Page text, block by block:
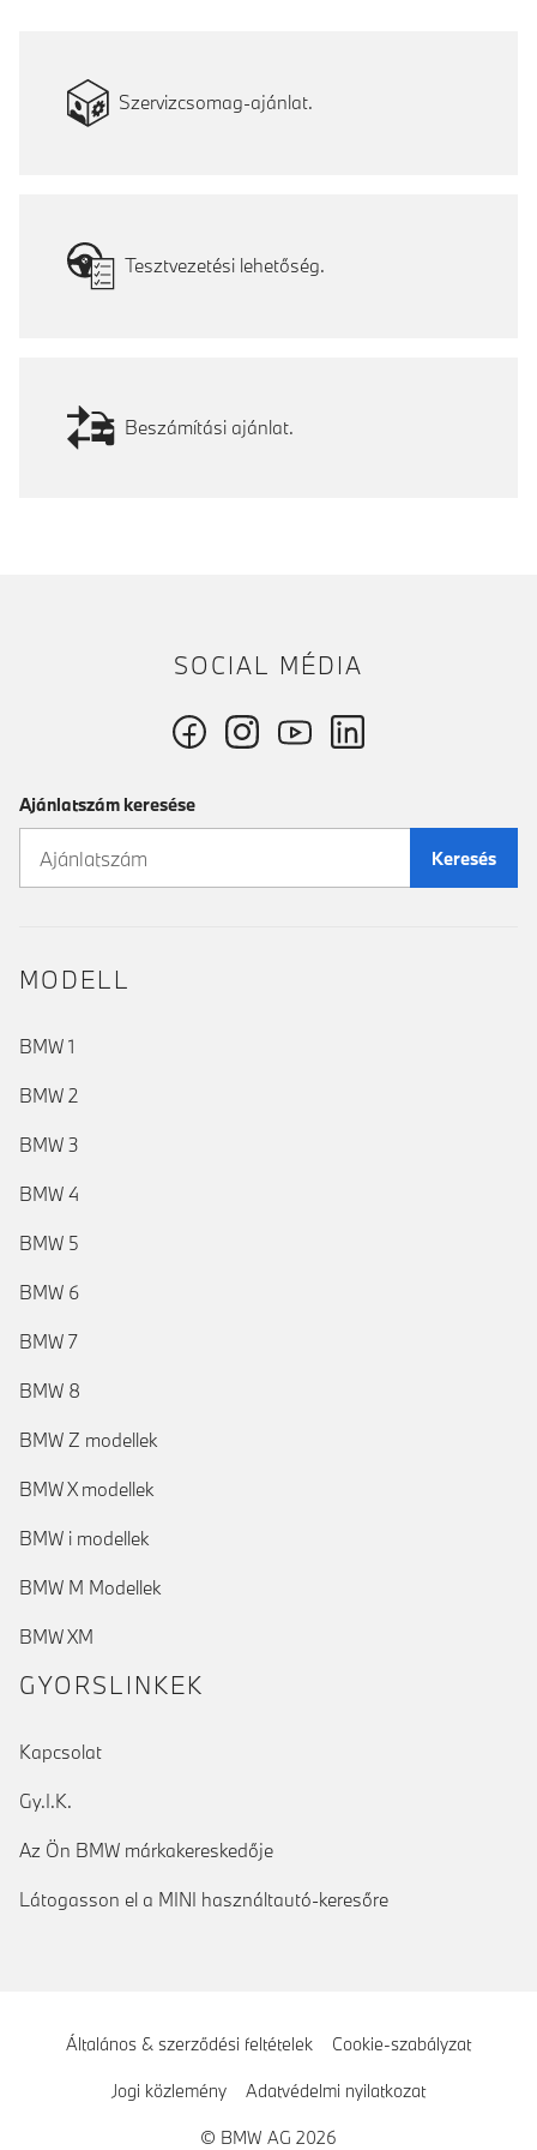
Szervizcsomag-ajánlat.
Tesztvezetési lehetőség.
Beszámítási ajánlat.
SOCIAL MÉDIA
Ajánlatszám keresése
Keresés
MODELL
BMW 1
BMW 2
BMW 3
BMW 4
BMW 5
BMW 6
BMW 7
BMW 8
BMW Z modellek
BMW X modellek
BMW i modellek
BMW M Modellek
BMW XM
GYORSLINKEK
Kapcsolat
Gy.I.K.
Az Ön BMW márkakereskedője
Látogasson el a MINI használtautó-keresőre
Általános & szerződési feltételek Cookie-szabályzat
Jogi közlemény Adatvédelmi nyilatkozat
© BMW AG 2026